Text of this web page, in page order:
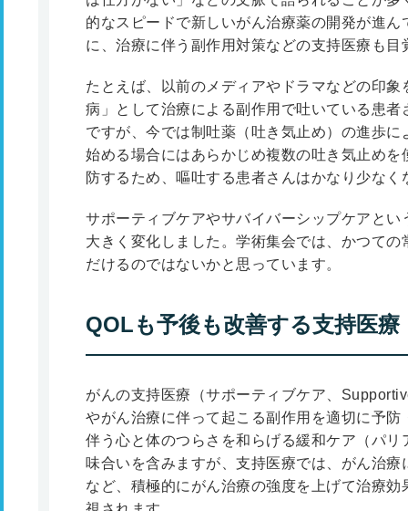
的なスピードで新しいがん治療薬の開発が進
に、治療に伴う副作用対策などの支持医療も
たとえば、以前のメディアやドラマなどの印
病」として治療による副作用で吐いている患
ですが、今では制吐薬（吐き気止め）の進歩
始める場合にはあらかじめ複数の吐き気止め
防するため、嘔吐する患者さんはかなり少なく
サポーティブケアやサバイバーシップケアと
大きく変化しました。学術集会では、かつて
だけるのではないかと思っています。
QOLも予後も改善する支持医療
がんの支持医療（サポーティブケア、
やがん治療に伴って起こる副作用を適切に予
伴う心と体のつらさを和らげる緩和ケア（パ
味合いを含みますが、支持医療では、がん治
など、積極的にがん治療の強度を上げて治療